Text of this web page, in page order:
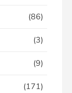
(86)
(3)
(9)
(171)